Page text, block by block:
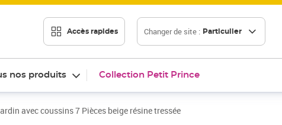
Accès rapides Changer de site : Particulier
nos produits Collection Petit Prince
avec coussins 7 Pièces beige résine tressée